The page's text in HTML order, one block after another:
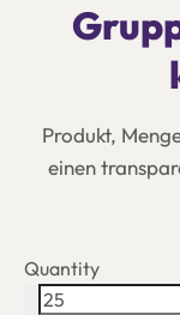
Produkt,
einen
Quantity